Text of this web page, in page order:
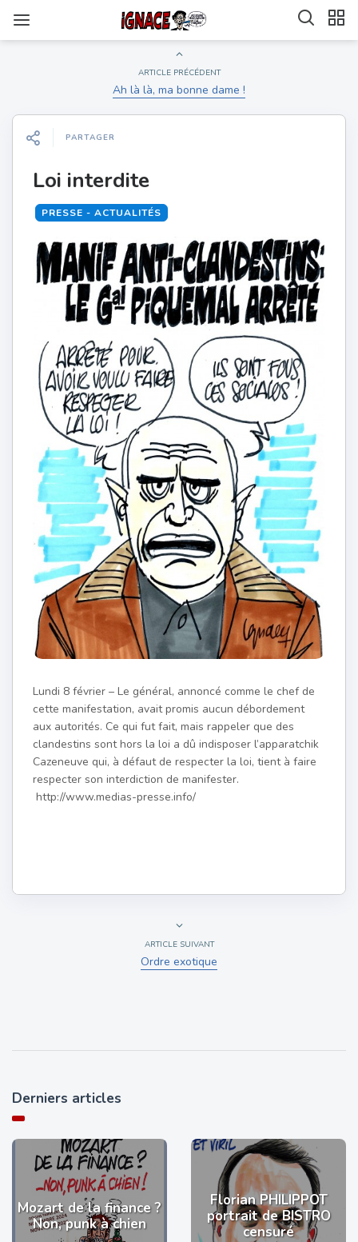
ARTICLE PRÉCÉDENT
Ah là là, ma bonne dame !
PARTAGER
Loi interdite
PRESSE - ACTUALITÉS
Lundi 8 février – Le général, annoncé comme le chef de
cette manifestation, avait promis aucun débordement
aux autorités. Ce qui fut fait, mais rappeler que des
clandestins sont hors la loi a dû indisposer l’apparatchik
Cazeneuve qui, à défaut de respecter la loi, tient à faire
respecter son interdiction de manifester.
http://www.medias-presse.info/
ARTICLE SUIVANT
Ordre exotique
Derniers articles
Mozart de la finance ?
Non, punk à chien
Florian PHILIPPOT
portrait de BISTRO
censuré